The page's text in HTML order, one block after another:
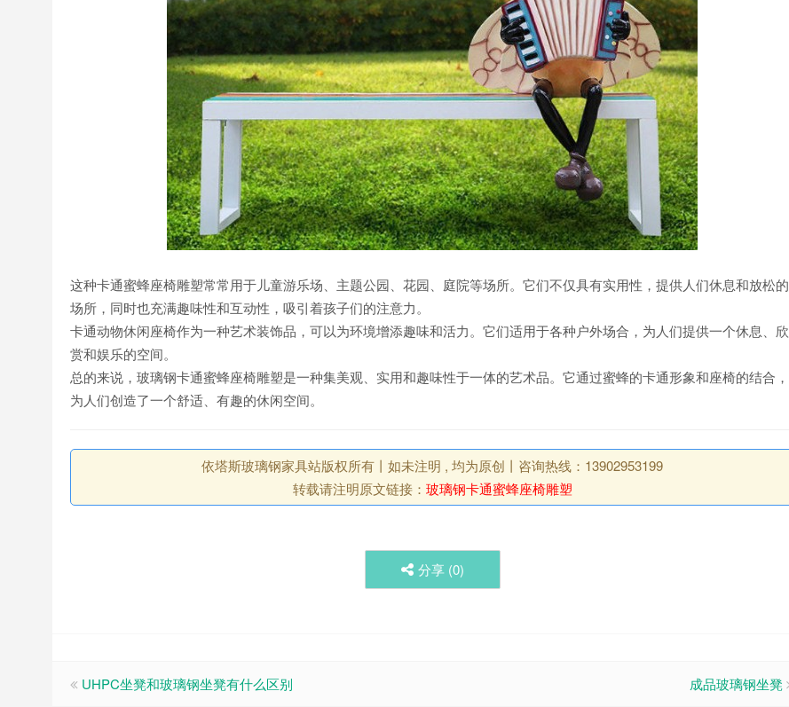
这种卡通蜜蜂座椅雕塑常常用于儿童游乐场、主题公园、花园、庭院等场所。它们不仅具有实用性，提供人们休息和放松的
场所，同时也充满趣味性和互动性，吸引着孩子们的注意力。
卡通动物休闲座椅作为一种艺术装饰品，可以为环境增添趣味和活力。它们适用于各种户外场合，为人们提供一个休息、欣
赏和娱乐的空间。
总的来说，玻璃钢卡通蜜蜂座椅雕塑是一种集美观、实用和趣味性于一体的艺术品。它通过蜜蜂的卡通形象和座椅的结合，
为人们创造了一个舒适、有趣的休闲空间。
依塔斯玻璃钢家具站版权所有丨如未注明 , 均为原创丨咨询热线：13902953199
转载请注明原文链接： 玻璃钢卡通蜜蜂座椅雕塑
分享 (0)
UHPC坐凳和玻璃钢坐凳有什么区别 成品玻璃钢坐凳